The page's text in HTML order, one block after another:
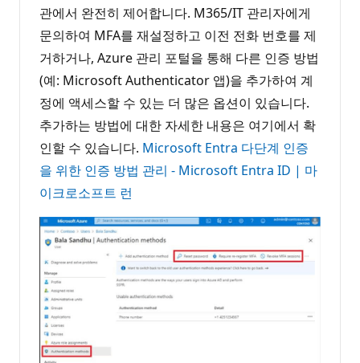
관에서 완전히 제어합니다. M365/IT 관리자에게
문의하여 MFA를 재설정하고 이전 전화 번호를 제
거하거나, Azure 관리 포털을 통해 다른 인증 방법
(예: Microsoft Authenticator 앱)을 추가하여 계
정에 액세스할 수 있는 더 많은 옵션이 있습니다.
추가하는 방법에 대한 자세한 내용은 여기에서 확
인할 수 있습니다. Microsoft Entra 다단계 인증
을 위한 인증 방법 관리 - Microsoft Entra ID | 마
이크로소프트 런